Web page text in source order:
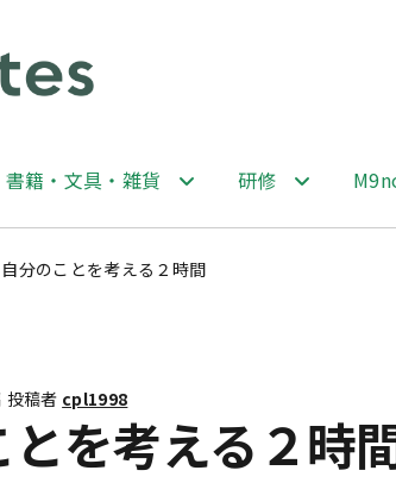
書籍・文具・雑貨 研修
自分のことを考える２時間
投稿者 cpl1998
とを考える２時